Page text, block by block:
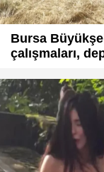
Bursa
çalışmaları,